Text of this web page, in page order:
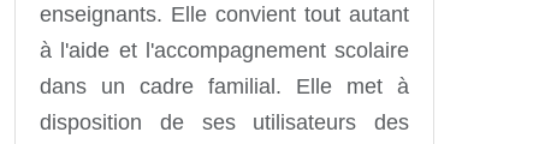
enseignants. Elle convient tout autant
à l'aide et l'accompagnement scolaire
dans un cadre familial. Elle met à
disposition de ses utilisateurs des